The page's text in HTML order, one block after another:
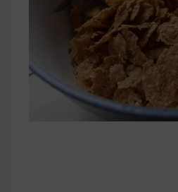
健身重訓菜單
運動健身飲食建議
2020 年最新蛋白粉
清楚！